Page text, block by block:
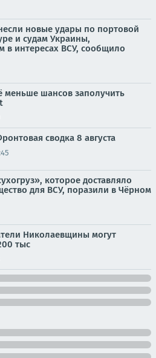
новые удары по портовой
и судам Украины,
в интересах ВСУ, сообщило
меньше шансов заполучить
сводка 8 августа
которое доставляло
для ВСУ, поразили в Чёрном
Николаевщины могут
тыс